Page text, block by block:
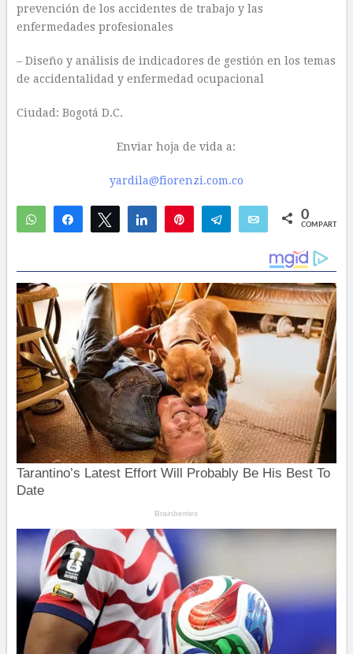
prevención de los accidentes de trabajo y las
enfermedades profesionales
– Diseño y análisis de indicadores de gestión en los temas
de accidentalidad y enfermedad ocupacional
Ciudad: Bogotá D.C.
Enviar hoja de vida a:
yardila@fiorenzi.com.co
WhatsAppCompartirTwittear Compartir Telegram Email 0
COMPARTIR